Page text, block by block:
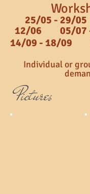
25/05 - 29/
12/06 05/07
14/09 - 18/09
Individual or
Pictures